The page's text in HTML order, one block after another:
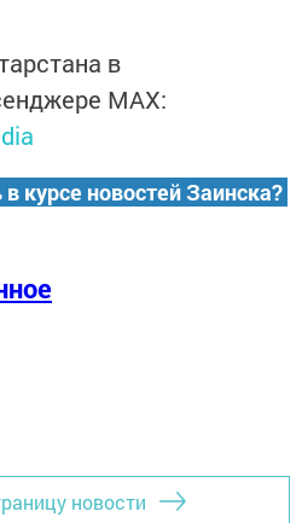
в
MАХ:
курсе новостей Заинска?
новости